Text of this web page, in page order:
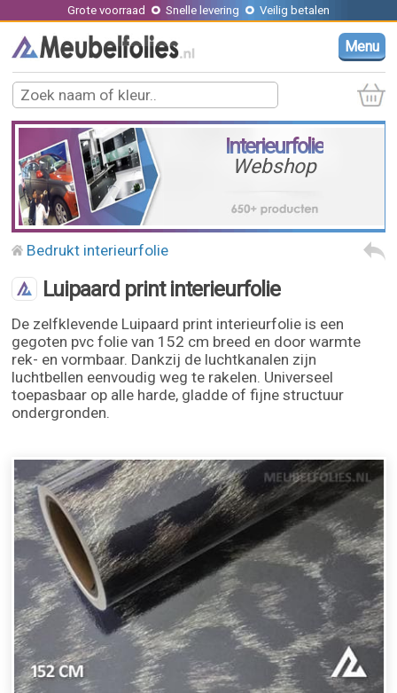
Grote voorraad Snelle levering Veilig betalen
Menu
Interieurfolie
Webshop
Bedrukt interieurfolie
Luipaard print interieurfolie
De zelfklevende Luipaard print interieurfolie is een
gegoten pvc folie van 152 cm breed en door warmte
rek- en vormbaar. Dankzij de luchtkanalen zijn
luchtbellen eenvoudig weg te rakelen. Universeel
toepasbaar op alle harde, gladde of fijne structuur
ondergronden.